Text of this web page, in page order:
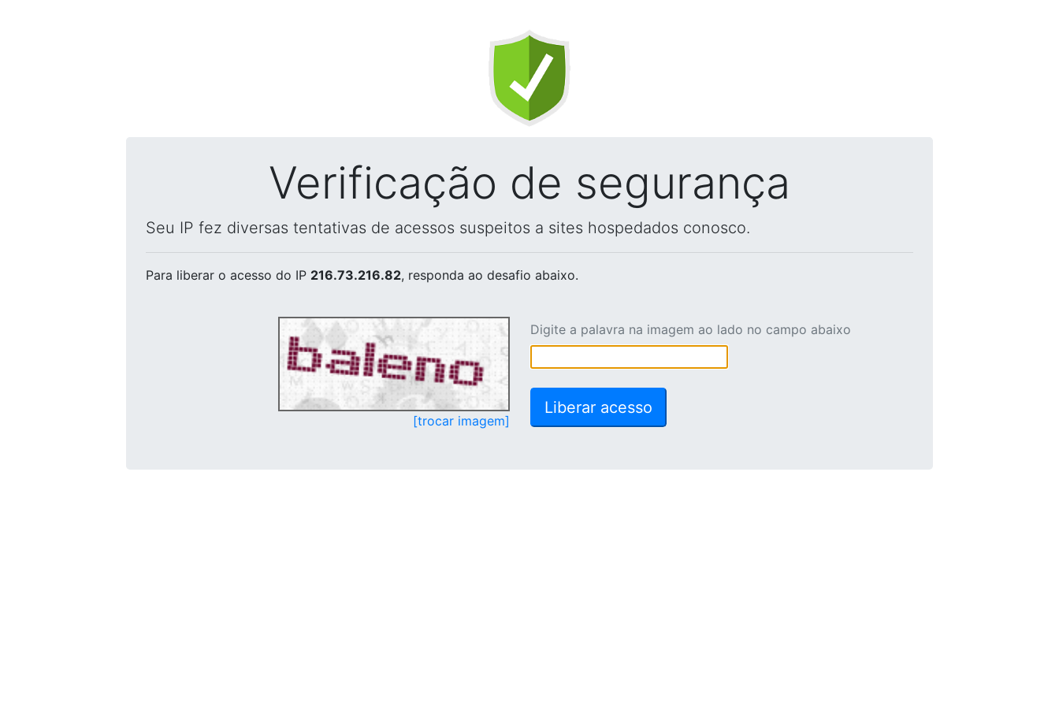
Verificação de segurança
Seu IP fez diversas tentativas de acessos suspeitos a sites hospedados conosco.
Para liberar o acesso do IP 216.73.216.82, responda ao desafio abaixo.
[trocar imagem]
Digite a palavra na imagem ao lado no campo abaixo